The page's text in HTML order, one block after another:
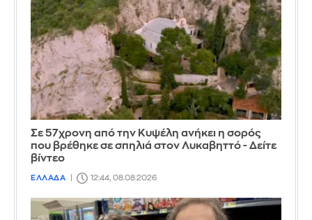
Σε 57χρονη από την Κυψέλη ανήκει η σορός
που βρέθηκε σε σπηλιά στον Λυκαβηττό - Δείτε
βίντεο
ΕΛΛΑΔΑ 12:44, 08.08.2026